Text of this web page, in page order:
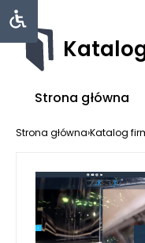
Strona główna
Strona główna›Katalog